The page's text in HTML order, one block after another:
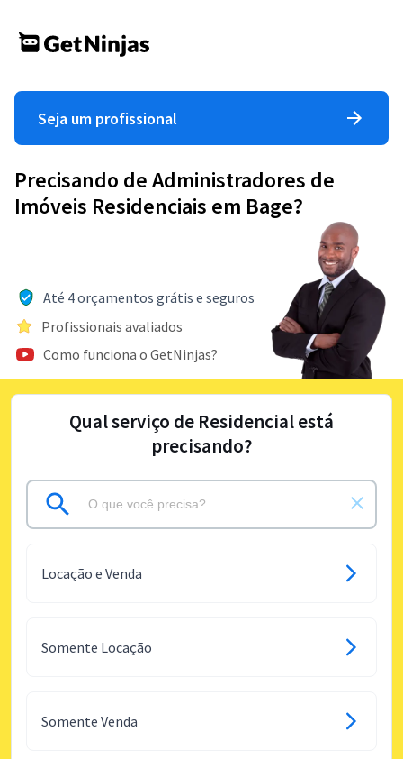
Seja um profissional
Precisando de Administradores de
Imóveis Residenciais em Bage?
Até 4 orçamentos grátis e seguros
Profissionais avaliados
Como funciona o GetNinjas?
Qual serviço de Residencial está
precisando?
Locação e Venda
Somente Locação
Somente Venda